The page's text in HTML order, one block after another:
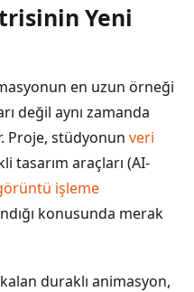
Yeni
en uzun örneği
değil aynı zamanda
Proje, stüdyonun veri
tasarım araçları (AI-
işleme
konusunda merak
duraklı animasyon,